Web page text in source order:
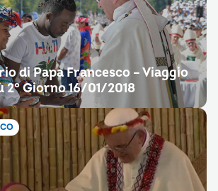
di Papa Francesco – Viaggio
2° Giorno 16/01/2018